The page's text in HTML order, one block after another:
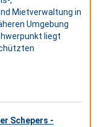
Mietverwaltung in
Umgebung
liegt
Schepers -